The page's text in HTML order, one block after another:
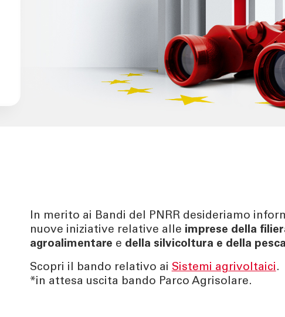
In merito ai Bandi del PNRR desideriamo
nuove iniziative relative alle imprese della
agroalimentare e della silvicoltura e della pesca
Scopri il bando relativo ai Sistemi agrivoltaici .
*in attesa uscita bando Parco Agrisolare.